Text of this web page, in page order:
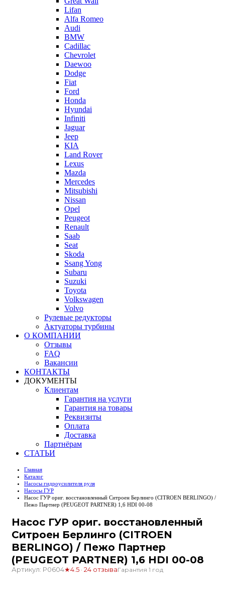
Lifan
Alfa Romeo
Audi
BMW
Cadillac
Chevrolet
Daewoo
Dodge
Fiat
Ford
Honda
Hyundai
Infiniti
Jaguar
Jeep
KIA
Land Rover
Lexus
Mazda
Mercedes
Mitsubishi
Nissan
Opel
Peugeot
Renault
Saab
Seat
Skoda
Ssang Yong
Subaru
Suzuki
Toyota
Volkswagen
Volvo
Рулевые редукторы
Актуаторы турбины
О КОМПАНИИ
Отзывы
FAQ
Вакансии
КОНТАКТЫ
ДОКУМЕНТЫ
Клиентам
Гарантия на услуги
Гарантия на товары
Реквизиты
Оплата
Доставка
Партнёрам
СТАТЬИ
Главная
Каталог
Насосы гидроусилителя руля
Насосы ГУР
Насос ГУР ориг. восстановленный Ситроен Берлинго (CITROEN BERLINGO) /
Пежо Партнер (PEUGEOT PARTNER) 1,6 HDI 00-08
Насос ГУР ориг. восстановленный
Ситроен Берлинго (CITROEN
BERLINGO) / Пежо Партнер
(PEUGEOT PARTNER) 1,6 HDI 00-08
Артикул: P0604★4.5 · 24 отзываГарантия 1 год